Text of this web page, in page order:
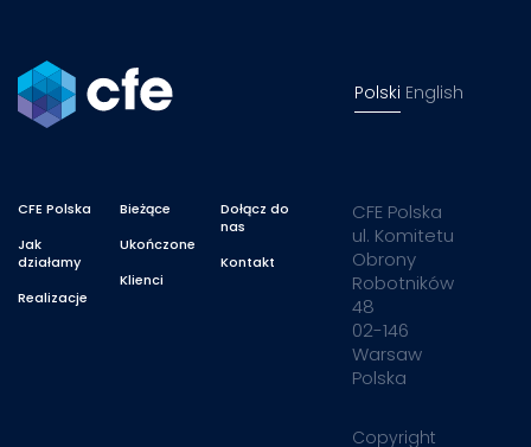
CFE Polska
Jak
działamy
Realizacje
Bieżące
Ukończone
Klienci
Dołącz do
nas
Kontakt
Polski English
CFE Polska
ul. Komitetu
Obrony
Robotników
48
02-146
Warsaw
Polska
Copyright